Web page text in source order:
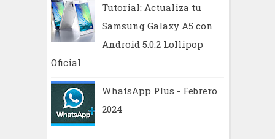
Tutorial: Actualiza tu
Samsung Galaxy A5 con
Android 5.0.2 Lollipop
Oficial
WhatsApp Plus - Febrero
2024